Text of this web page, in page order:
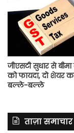
जीएसटी सुधार से
को फायदा, दो शेयर
बल्ले-बल्ले
ताज़ा समाचार